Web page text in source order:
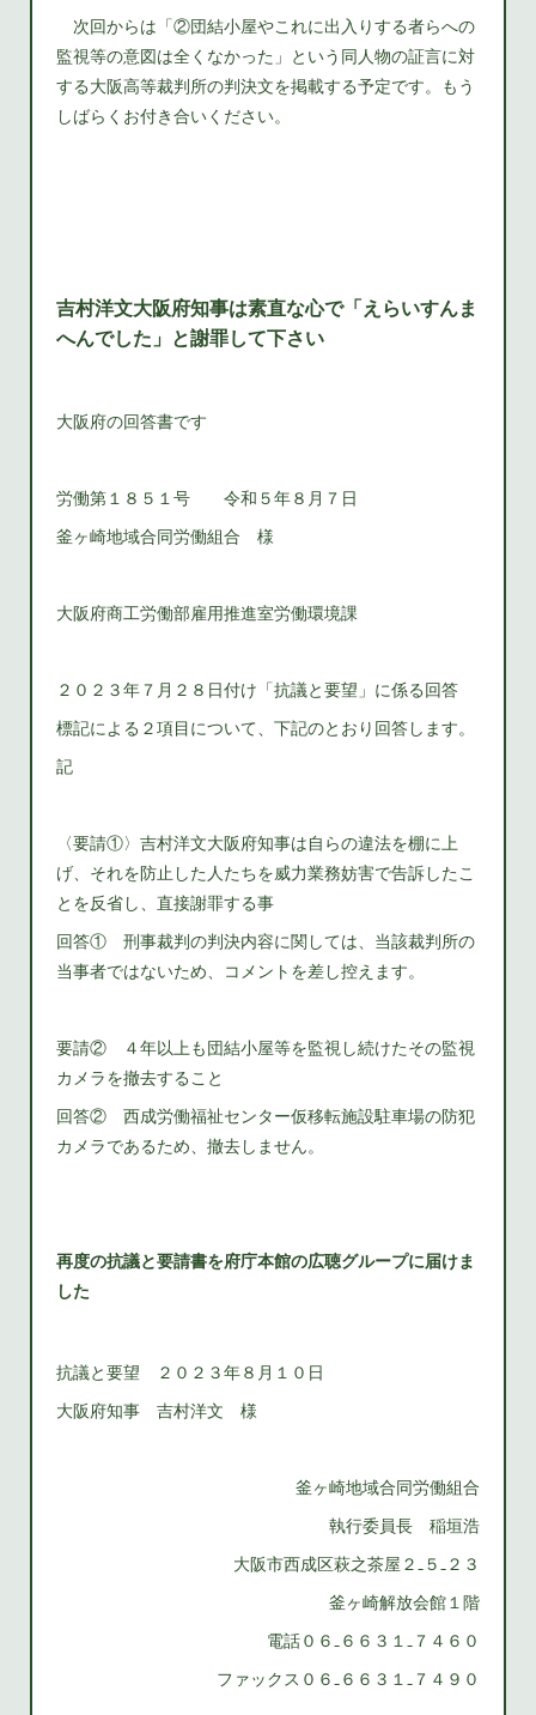
次回からは「②団結小屋やこれに出入りする者らへの
監視等の意図は全くなかった」という同人物の証言に対
する大阪高等裁判所の判決文を掲載する予定です。もう
しばらくお付き合いください。
吉村洋文大阪府知事は素直な心で「えらいすんま
へんでした」と謝罪して下さい
大阪府の回答書です
労働第１８５１号 令和５年８月７日
釜ヶ崎地域合同労働組合 様
大阪府商工労働部雇用推進室労働環境課
２０２３年７月２８日付け「抗議と要望」に係る回答
標記による２項目について、下記のとおり回答します。
記
〈要請①〉吉村洋文大阪府知事は自らの違法を棚に上
げ、それを防止した人たちを威力業務妨害で告訴したこ
とを反省し、直接謝罪する事
回答① 刑事裁判の判決内容に関しては、当該裁判所の
当事者ではないため、コメントを差し控えます。
要請② ４年以上も団結小屋等を監視し続けたその監視
カメラを撤去すること
回答② 西成労働福祉センター仮移転施設駐車場の防犯
カメラであるため、撤去しません。
再度の抗議と要請書を府庁本館の広聴グループに届けま
した
抗議と要望 ２０２３年８月１０日
大阪府知事 吉村洋文 様
釜ヶ崎地域合同労働組合
執行委員長 稲垣浩
大阪市西成区萩之茶屋２₋５₋２３
釜ヶ崎解放会館１階
電話０６₋６６３１₋７４６０
ファックス０６₋６６３１₋７４９０